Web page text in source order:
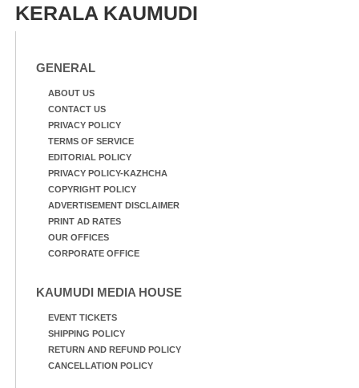
മാറ്റുന്ന സുരക്ഷാസേനാം
ഗങ്ങൾ
KERALA KAUMUDI
GENERAL
ABOUT US
CONTACT US
PRIVACY POLICY
TERMS OF SERVICE
EDITORIAL POLICY
PRIVACY POLICY-KAZHCHA
COPYRIGHT POLICY
ADVERTISEMENT DISCLAIMER
PRINT AD RATES
OUR OFFICES
CORPORATE OFFICE
KAUMUDI MEDIA HOUSE
EVENT TICKETS
SHIPPING POLICY
RETURN AND REFUND POLICY
CANCELLATION POLICY